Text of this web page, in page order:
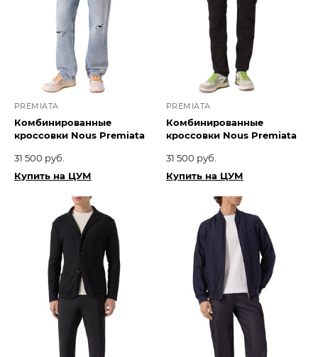
PREMIATA
Комбинированные
кроссовки Nous Premiata
31 500 руб.
Купить на ЦУМ
PREMIATA
Комбинированные
кроссовки Nous Premiata
31 500 руб.
Купить на ЦУМ